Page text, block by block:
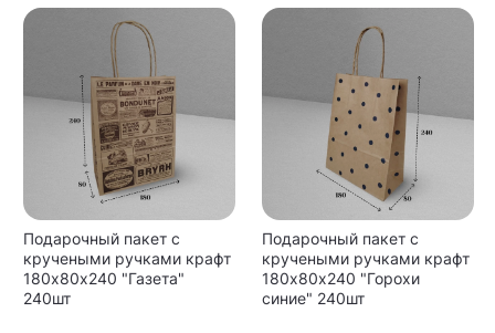
Подарочный пакет с
кручеными ручками крафт
180х80х240 "Газета"
240шт
Подарочный пакет с
кручеными ручками крафт
180х80х240 "Горохи
синие" 240шт